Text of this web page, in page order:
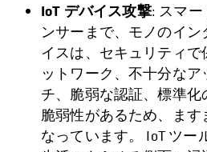
IoT デバイス攻撃: スマ
ンサーまで、モノのイン
イスは、セキュリティ
ットワーク、不十分なア
チ、脆弱な認証、標準
脆弱性があるため、ま
なっています。 IoT ツー